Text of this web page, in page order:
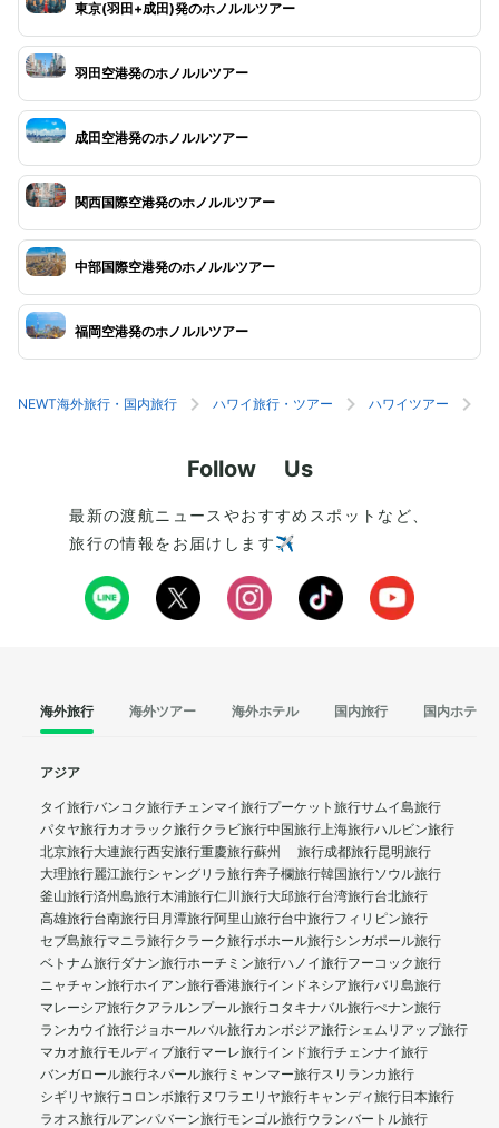
東京(羽田+成田)発のホノルルツアー
羽田空港発のホノルルツアー
成田空港発のホノルルツアー
関西国際空港発のホノルルツアー
中部国際空港発のホノルルツアー
福岡空港発のホノルルツアー
NEWT海外旅行・国内旅行 ハワイ旅行・ツアー ハワイツアー
Follow Us
最新の渡航ニュースやおすすめスポットなど、
旅行の情報をお届けします✈️
海外旅行 海外ツアー 海外ホテル 国内旅行 国内ホテル
アジア
タイ旅行バンコク旅行チェンマイ旅行プーケット旅行サムイ島旅行
パタヤ旅行カオラック旅行クラビ旅行中国旅行上海旅行ハルビン旅行
北京旅行大連旅行西安旅行重慶旅行蘇州 旅行成都旅行昆明旅行
大理旅行麗江旅行シャングリラ旅行奔子欄旅行韓国旅行ソウル旅行
釜山旅行済州島旅行木浦旅行仁川旅行大邱旅行台湾旅行台北旅行
高雄旅行台南旅行日月潭旅行阿里山旅行台中旅行フィリピン旅行
セブ島旅行マニラ旅行クラーク旅行ボホール旅行シンガポール旅行
ベトナム旅行ダナン旅行ホーチミン旅行ハノイ旅行フーコック旅行
ニャチャン旅行ホイアン旅行香港旅行インドネシア旅行バリ島旅行
マレーシア旅行クアラルンプール旅行コタキナバル旅行ぺナン旅行
ランカウイ旅行ジョホールバル旅行カンボジア旅行シェムリアップ旅行
マカオ旅行モルディブ旅行マーレ旅行インド旅行チェンナイ旅行
バンガロール旅行ネパール旅行 ミャンマー旅行スリランカ旅行
シギリヤ旅行コロンボ旅行ヌワラエリヤ旅行キャンディ旅行日本旅行
ラオス旅行ルアンパバーン旅行モンゴル旅行ウランバートル旅行